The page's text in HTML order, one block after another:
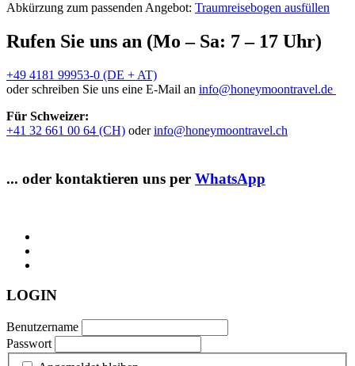
Abkürzung zum passenden Angebot: Traumreisebogen ausfüllen
Rufen Sie uns an (Mo – Sa: 7 – 17 Uhr)
+49 4181 99953-0 (DE + AT)
oder schreiben Sie uns eine E-Mail an info@honeymoontravel.de
Für Schweizer:
+41 32 661 00 64 (CH) oderinfo@honeymoontravel.ch
... oder kontaktieren uns per WhatsApp
LOGIN
Benutzername
Passwort